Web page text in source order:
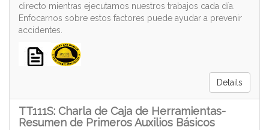
directo mientras ejecutamos nuestros trabajos cada día.
Enfocarnos sobre estos factores puede ayudar a prevenir
accidentes.
Details
TT111S: Charla de Caja de Herramientas-
Resumen de Primeros Auxilios Básicos